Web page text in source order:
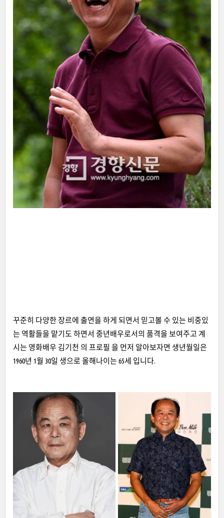
꾸준히 다양한 장르에 출연을 하게 되면서 믿고볼 수 있는 비중있
는 역활들을 맡기도 하면서 중년배우로서의 품격을 보여주고 계
시는 영화배우 김기천 의 프로필 을 먼저 알아보자면 생년월일은
1960년 1월 30일 생으로 올해나이는 65세 입니다.